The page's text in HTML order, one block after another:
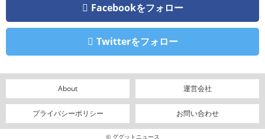
Facebookをフォロー
Twitterをフォロー
About 運営会社
プライバシーポリシー お問い合わせ
© ググットニュース